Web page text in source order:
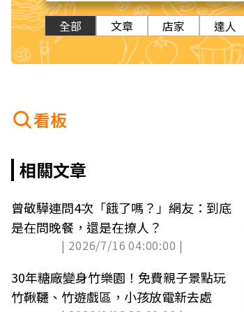
全部 文章 店家 達人
看板
相關文章
曾敬驊連問4次「餓了嗎？」網友：到底
是在問晚餐，還是在撩人？
| 2026/7/16 04:00:00 |
30年糖廠變身竹樂園！免費親子景點玩
竹鞦韆、竹遊戲區，小孩放電新去處